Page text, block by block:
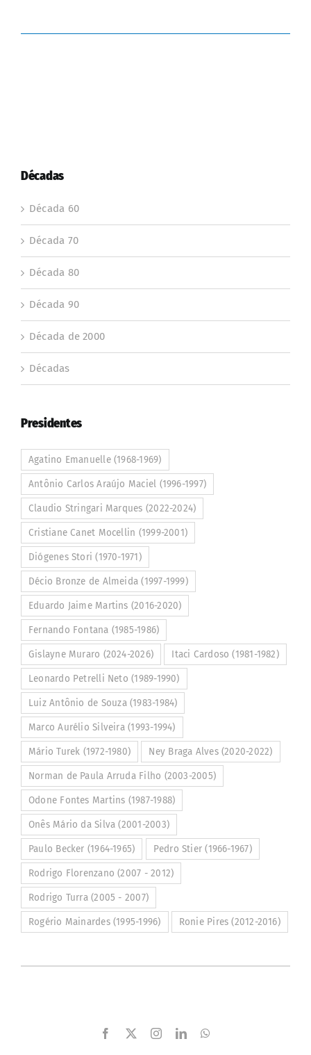
Décadas
Década 60
Década 70
Década 80
Década 90
Década de 2000
Décadas
Presidentes
Agatino Emanuelle (1968-1969)
Antônio Carlos Araújo Maciel (1996-1997)
Claudio Stringari Marques (2022-2024)
Cristiane Canet Mocellin (1999-2001)
Diógenes Stori (1970-1971)
Décio Bronze de Almeida (1997-1999)
Eduardo Jaime Martins (2016-2020)
Fernando Fontana (1985-1986)
Gislayne Muraro (2024-2026) Itaci Cardoso (1981-1982)
Leonardo Petrelli Neto (1989-1990)
Luiz Antônio de Souza (1983-1984)
Marco Aurélio Silveira (1993-1994)
Mário Turek (1972-1980) Ney Braga Alves (2020-2022)
Norman de Paula Arruda Filho (2003-2005)
Odone Fontes Martins (1987-1988)
Onês Mário da Silva (2001-2003)
Paulo Becker (1964-1965) Pedro Stier (1966-1967)
Rodrigo Florenzano (2007 - 2012)
Rodrigo Turra (2005 - 2007)
Rogério Mainardes (1995-1996) Ronie Pires (2012-2016)